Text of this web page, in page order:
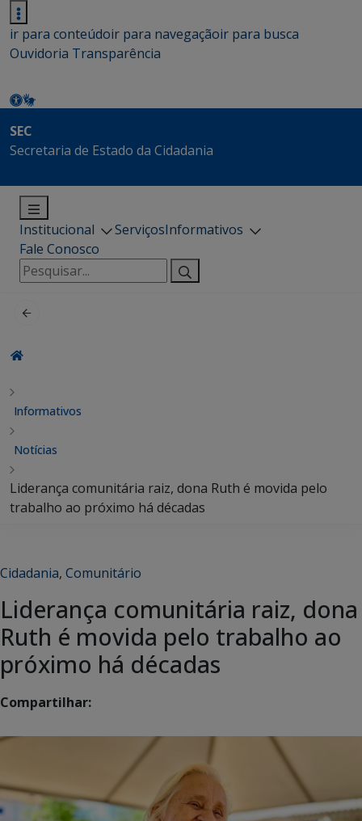
ir para conteúdoir para navegaçãoir para busca
Ouvidoria Transparência
SEC
Secretaria de Estado da Cidadania
Institucional ServiçosInformativos
Fale Conosco
Pesquisar
por:
Informativos
Notícias
Liderança comunitária raiz, dona Ruth é movida pelo
trabalho ao próximo há décadas
Cidadania, Comunitário
Liderança comunitária raiz, dona
Ruth é movida pelo trabalho ao
próximo há décadas
Compartilhar: